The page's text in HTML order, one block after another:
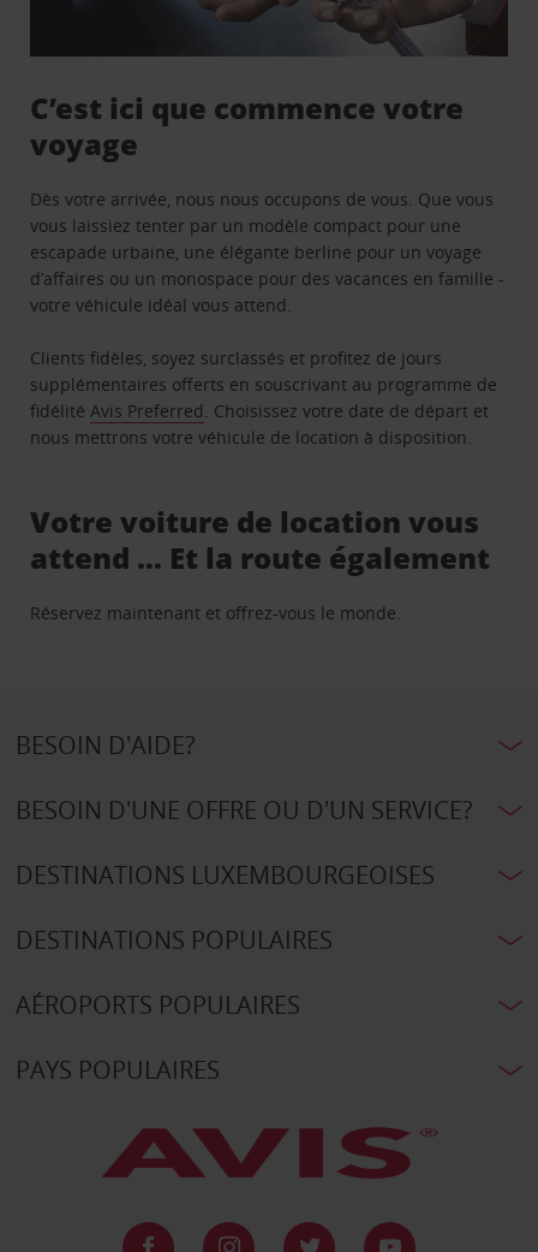
C’est ici que commence votre
voyage
Dès votre arrivée, nous nous occupons de vous. Que vous
vous laissiez tenter par un modèle compact pour une
escapade urbaine, une élégante berline pour un voyage
d’affaires ou un monospace pour des vacances en famille -
votre véhicule idéal vous attend.
Clients fidèles, soyez surclassés et profitez de jours
supplémentaires offerts en souscrivant au programme de
fidélitéAvis Preferred. Choisissez votre date de départ et
nous mettrons votre véhicule de location à disposition.
Votre voiture de location vous
attend … Et la route également
Réservez maintenant et offrez-vous le monde.
BESOIN D'AIDE?
BESOIN D'UNE OFFRE OU D'UN SERVICE?
DESTINATIONS LUXEMBOURGEOISES
DESTINATIONS POPULAIRES
AÉROPORTS POPULAIRES
PAYS POPULAIRES